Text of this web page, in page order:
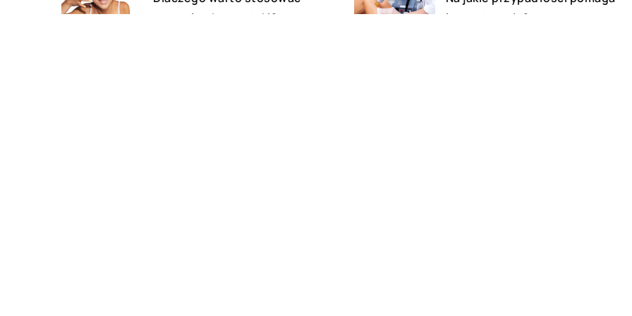
naturalne kosmetyki?
laseroterapia?